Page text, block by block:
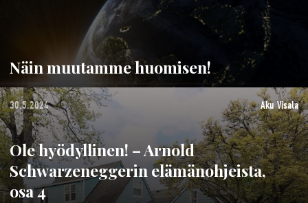
Näin muutamme huomisen!
30.5.2024 Aku Visala
Ole hyödyllinen! – Arnold
Schwarzeneggerin elämänohjeista,
osa 4